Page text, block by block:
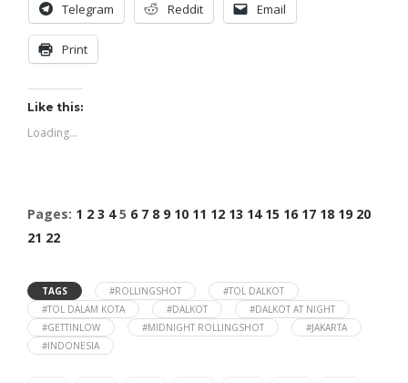
Telegram Reddit Email
Print
Like this:
Loading...
Pages: 1 2 3 4 5 6 7 8 9 10 11 12 13 14 15 16 17 18 19 20
21 22
TAGS #ROLLINGSHOT
#TOL DALKOT
#TOL DALAM KOTA
#DALKOT
#DALKOT AT NIGHT
#GETTINLOW
#MIDNIGHT ROLLINGSHOT
#JAKARTA
#INDONESIA